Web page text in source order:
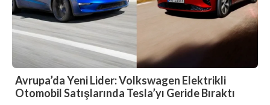
Avrupa’da Yeni Lider: Volkswagen Elektrikli
Otomobil Satışlarında Tesla’yı Geride Bıraktı